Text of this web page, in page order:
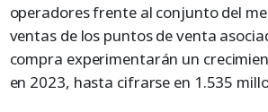
operadores frente al conjunto del
ventas de los puntos de venta
compra experimentarán un
en 2023, hasta cifrarse en 1.535